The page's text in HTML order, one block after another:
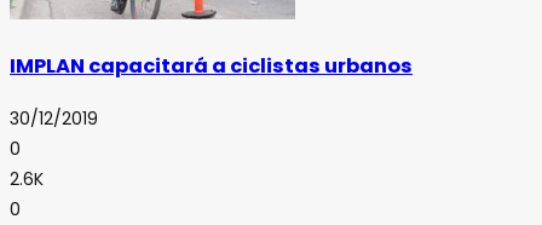
IMPLAN capacitará a ciclistas urbanos
30/12/2019
0
2.6K
0